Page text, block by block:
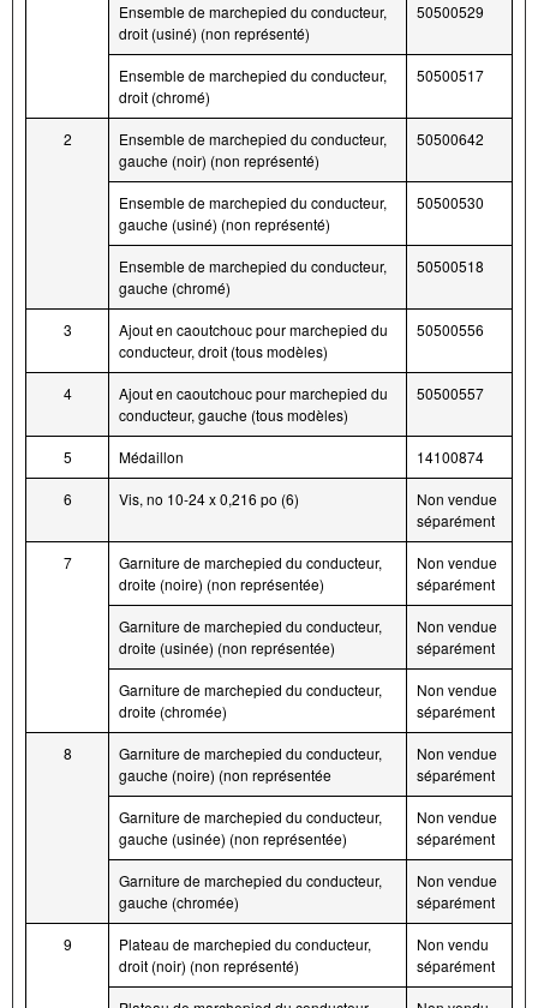
Ensemble de marchepied du conducteur,
droit (usiné) (non représenté)
50500529
Ensemble de marchepied du conducteur,
droit (chromé)
50500517
2
Ensemble de marchepied du conducteur,
gauche (noir) (non représenté)
50500642
Ensemble de marchepied du conducteur,
gauche (usiné) (non représenté)
50500530
Ensemble de marchepied du conducteur,
gauche (chromé)
50500518
3
Ajout en caoutchouc pour marchepied du
conducteur, droit (tous modèles)
50500556
4
Ajout en caoutchouc pour marchepied du
conducteur, gauche (tous modèles)
50500557
5 Médaillon 14100874
6 Vis, no 10-24 x 0,216 po (6)
Non vendue
séparément
7
Garniture de marchepied du conducteur,
droite (noire) (non représentée)
Non vendue
séparément
Garniture de marchepied du conducteur,
droite (usinée) (non représentée)
Non vendue
séparément
Garniture de marchepied du conducteur,
droite (chromée)
Non vendue
séparément
8
Garniture de marchepied du conducteur,
gauche (noire) (non représentée
Non vendue
séparément
Garniture de marchepied du conducteur,
gauche (usinée) (non représentée)
Non vendue
séparément
Garniture de marchepied du conducteur,
gauche (chromée)
Non vendue
séparément
9
Plateau de marchepied du conducteur,
droit (noir) (non représenté)
Non vendu
séparément